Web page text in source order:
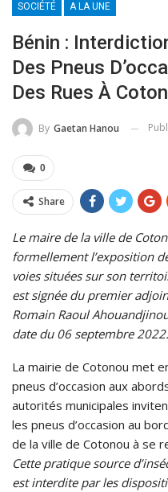
SOCIÉTÉ A LA UNE
Bénin :
Des Pneus
Des Rues À
By Gaetan Hanou
0
Share
Le maire de la ville de
formellement l’exposition
voies situées sur son
est signée du premier
Romain Raoul
date du 06 septembre 2022.
La mairie de Cotonou met
pneus d’occasion aux
autorités municipales
les pneus d’occasion au
de la ville de Cotonou à se
Cette pratique source
est interdite par les